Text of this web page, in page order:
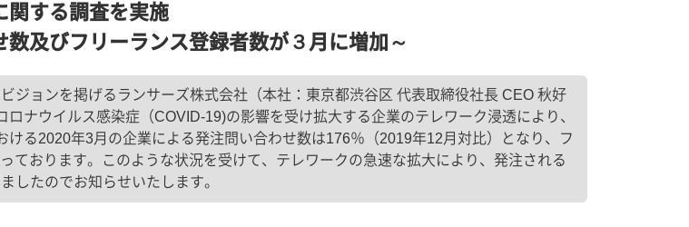
関する調査を実施
数及びフリーランス登録者数が３月に増加～
ジョンを掲げるランサーズ株式会社（本社：東京都渋谷区 代表取締役社長 CEO 秋好
ロナウイルス感染症（COVID-19)の影響を受け拡大する企業のテレワーク浸透により、
る2020年3月の企業による発注問い合わせ数は176％（2019年12月対比）となり、フ
ております。このような状況を受けて、テレワークの急速な拡大により、発注される
したのでお知らせいたします。